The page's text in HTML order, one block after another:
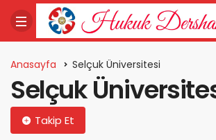
Anasayfa Selçuk Üniversitesi
Selçuk
Takip Et